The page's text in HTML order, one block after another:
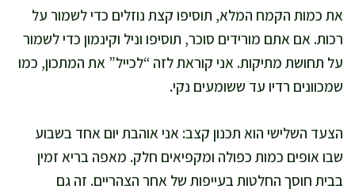
את כמות הקמח המלא, תוסיפו קצת נוזלים כדי לשמור על
רכות. אם אתם מורידים סוכר, תוסיפו וניל וקינמון כדי לשמור
על תחושת מתיקות. אני קוראת לזה “לכייל” את המתכון, כמו
שמכוונים רדיו עד ששומעים נקי.
הצעד השלישי הוא תכנון קצב: אני אוהבת יום אחד בשבוע
שבו אופים כמות כפולה ומקפיאים חלק. מאפה בריא זמין
בבית חוסך החלטות בעייפות של אחר הצהריים. זה גם